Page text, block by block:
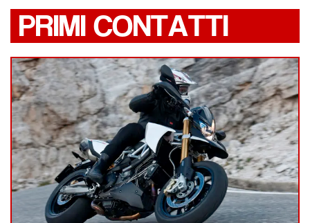
PRIMI CONTATTI